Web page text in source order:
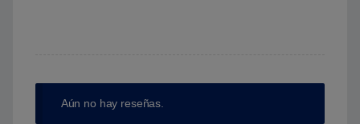
Aún no hay reseñas.